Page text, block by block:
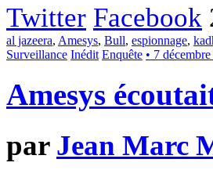
Twitter Facebook
al jazeera, Amesys, Bull, espionnage,
Surveillance Inédit Enquête • 7 décembre
Amesys
par Jean Marc